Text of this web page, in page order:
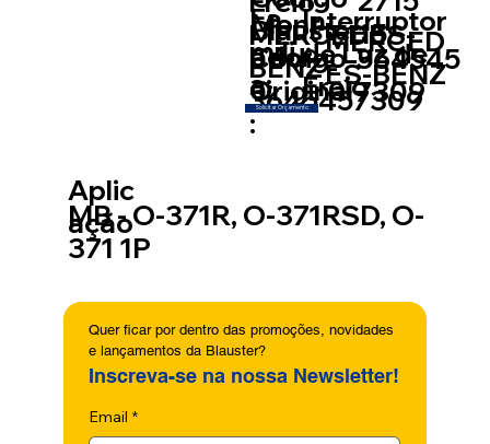
Aplic
ação
MB - O-371R, O-371RSD, O-
371 1P
MERCEDES-
BENZ -
3645457309
15
364545
7309
Código
Original
:
Mont
ador
a:
MERCED
ES-BENZ
Interruptor
de Luz de
Freio
Fa
míli
a:
Blauster:
Solicitar Orçamento
Quer ficar por dentro das promoções, novidades
e lançamentos da Blauster?
Inscreva-se na nossa Newsletter!
Email *